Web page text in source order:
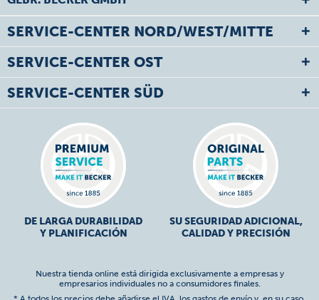
SERVICE-CENTER NORD/WEST/MITTE
SERVICE-CENTER OST
SERVICE-CENTER SÜD
DE LARGA DURABILIDAD
Y PLANIFICACIÓN
SU SEGURIDAD ADICIONAL,
CALIDAD Y PRECISIÓN
Nuestra tienda online está dirigida exclusivamente a empresas y
empresarios individuales no a consumidores finales.